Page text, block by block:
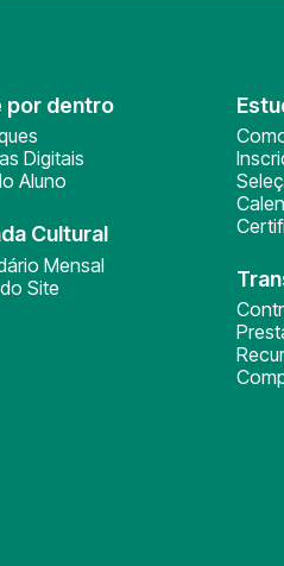
por dentro
Digitais
Aluno
Cultural
Mensal
Site